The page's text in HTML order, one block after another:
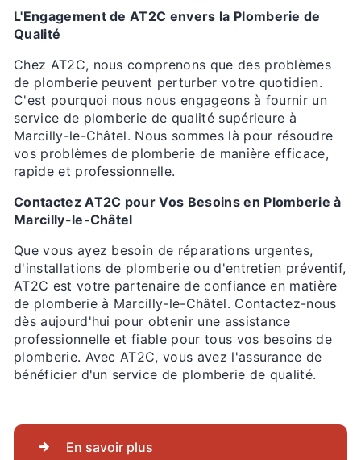
L'Engagement de AT2C envers la Plomberie de
Qualité
Chez AT2C, nous comprenons que des problèmes
de plomberie peuvent perturber votre quotidien.
C'est pourquoi nous nous engageons à fournir un
service de plomberie de qualité supérieure à
Marcilly-le-Châtel. Nous sommes là pour résoudre
vos problèmes de plomberie de manière efficace,
rapide et professionnelle.
Contactez AT2C pour Vos Besoins en Plomberie à
Marcilly-le-Châtel
Que vous ayez besoin de réparations urgentes,
d'installations de plomberie ou d'entretien préventif,
AT2C est votre partenaire de confiance en matière
de plomberie à Marcilly-le-Châtel. Contactez-nous
dès aujourd'hui pour obtenir une assistance
professionnelle et fiable pour tous vos besoins de
plomberie. Avec AT2C, vous avez l'assurance de
bénéficier d'un service de plomberie de qualité.
En savoir plus